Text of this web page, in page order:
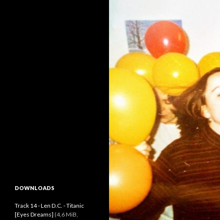
DOWNLOADS
Track 14 - Len D.C. - Titanic
[Eyes Dreams] (4,6 MiB,